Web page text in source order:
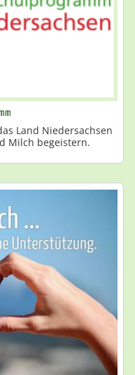
Land Niedersachsen
Milch begeistern.